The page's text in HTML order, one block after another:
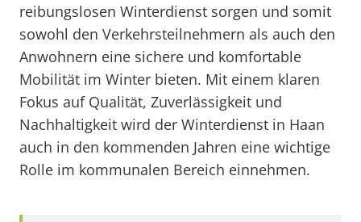
reibungslosen Winterdienst sorgen und somit
sowohl den Verkehrsteilnehmern als auch den
Anwohnern eine sichere und komfortable
Mobilität im Winter bieten. Mit einem klaren
Fokus auf Qualität, Zuverlässigkeit und
Nachhaltigkeit wird der Winterdienst in Haan
auch in den kommenden Jahren eine wichtige
Rolle im kommunalen Bereich einnehmen.